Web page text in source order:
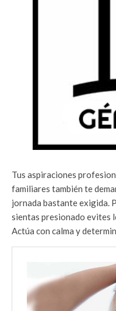
Tus aspiraciones
familiares también te
jornada bastante exigida.
sientas presionado evites
Actúa con calma y